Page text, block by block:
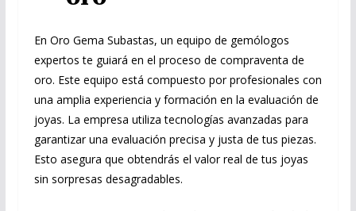
En Oro Gema Subastas, un equipo de gemólogos
expertos te guiará en el proceso de compraventa de
oro. Este equipo está compuesto por profesionales con
una amplia experiencia y formación en la evaluación de
joyas. La empresa utiliza tecnologías avanzadas para
garantizar una evaluación precisa y justa de tus piezas.
Esto asegura que obtendrás el valor real de tus joyas
sin sorpresas desagradables.